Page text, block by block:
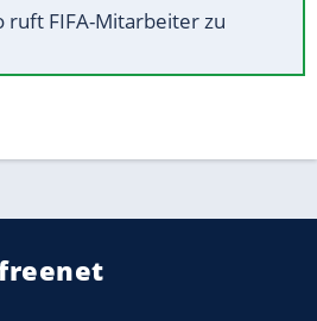
ruft FIFA-Mitarbeiter zu